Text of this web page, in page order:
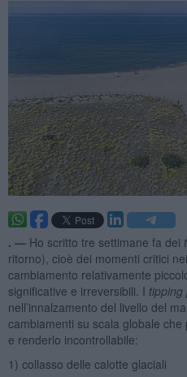
. — Ho scritto tre settimane fa dei
ritorno), cioè dei momenti critici
cambiamento relativamente
significative e irreversibili. I tipping
nell’innalzamento del livello del
cambiamenti su scala globale
e renderlo incontrollabile:
1) collasso delle calotte glaciali